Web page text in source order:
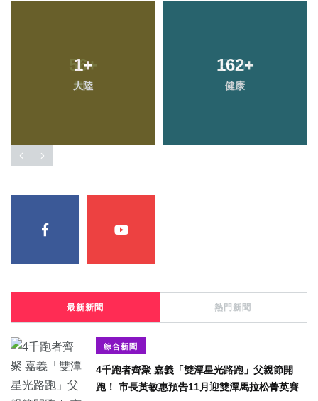
1+
大陸
162+
健康
最新新聞 熱門新聞
綜合新聞
4千跑者齊聚 嘉義「雙潭星光路跑」父親節開
跑！ 市長黃敏惠預告11月迎雙潭馬拉松菁英賽